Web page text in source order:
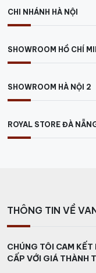
CHI NHÁNH HÀ NỘI
SHOWROOM HỒ CHÍ
SHOWROOM HÀ NỘI 2
ROYAL STORE ĐÀ
THÔNG TIN VỀ
CHÚNG TÔI CAM
CẤP VỚI GIÁ THÀNH